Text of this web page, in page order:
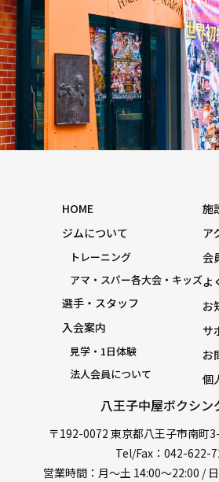
八王子中屋ボクシン
〒192-0072 東京都八王子市南町
Tel/Fax：042-622-
営業時間：月〜土 14:00〜22:00 /
HOME
ジムについて
トレーニング
アマ・スパー各大会・キッズ
選手・スタッフ
入会案内
見学・1日体験
法人会員について
施
ア
会
よ
お
サ
お
個